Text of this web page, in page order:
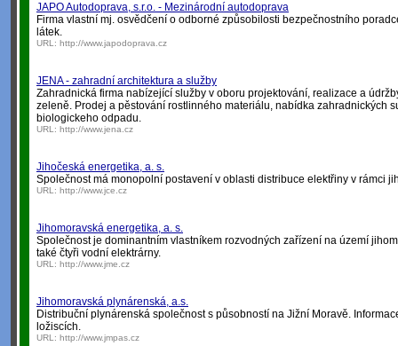
JAPO Autodoprava, s.r.o. - Mezinárodní autodoprava
Firma vlastní mj. osvědčení o odborné způsobilosti bezpečnostního
látek.
URL: http://www.japodoprava.cz
JENA - zahradní architektura a služby
Zahradnická firma nabízející služby v oboru projektování, realizace a
zeleně. Prodej a pěstování rostlinného materiálu, nabídka zahradnických
biologickeho odpadu.
URL: http://www.jena.cz
Jihočeská energetika, a. s.
Společnost má monopolní postavení v oblasti distribuce elektřiny v rámci
URL: http://www.jce.cz
Jihomoravská energetika, a. s.
Společnost je dominantním vlastníkem rozvodných zařízení na území
také čtyři vodní elektrárny.
URL: http://www.jme.cz
Jihomoravská plynárenská, a.s.
Distribuční plynárenská společnost s působností na Jižní Moravě.
ložiscích.
URL: http://www.jmpas.cz